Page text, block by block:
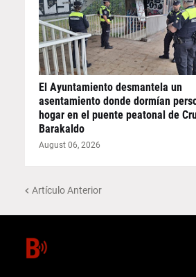
El Ayuntamiento desmantela un
asentamiento donde dormían
hogar en el puente peatonal de
Barakaldo
August 06, 2026
Artículo Anterior